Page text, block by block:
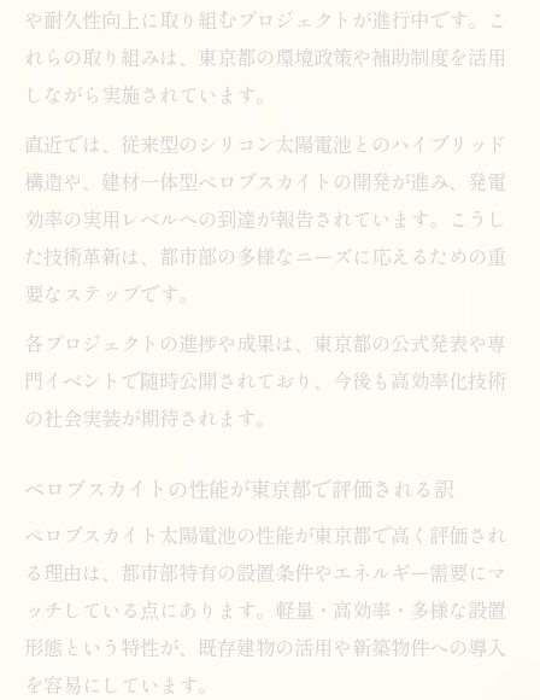
や耐久性向上に取り組むプロジェクトが進行中です。こ
れらの取り組みは、東京都の環境政策や補助制度を活用
しながら実施されています。
直近では、従来型のシリコン太陽電池とのハイブリッド
構造や、建材一体型ペロブスカイトの開発が進み、発電
効率の実用レベルへの到達が報告されています。こうし
た技術革新は、都市部の多様なニーズに応えるための重
要なステップです。
各プロジェクトの進捗や成果は、東京都の公式発表や専
門イベントで随時公開されており、今後も高効率化技術
の社会実装が期待されます。
ペロブスカイトの性能が東京都で評価される訳
ペロブスカイト太陽電池の性能が東京都で高く評価され
る理由は、都市部特有の設置条件やエネルギー需要にマ
ッチしている点にあります。軽量・高効率・多様な設置
形態という特性が、既存建物の活用や新築物件への導入
を容易にしています。